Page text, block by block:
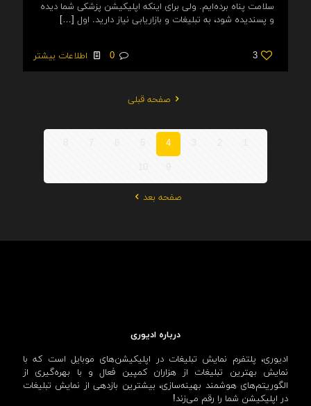
سلامت پناه برده‌ایم. ولی برای اینکه اپلیکیشن پزشکی شما دیده
و پسندیده شود، به تبلیغات و بازاریابی نیاز دارید. اول […]
3
0 اطلاعات بیشتر
صفحه قبلی
4
صفحه بعد
درباره ادیوری
ادیوری، پلتفرم نمایش تبلیغات در اپلیکیشن‌های موبایل است که با
نمایش بهترین تبلیغات از هزاران کمپین فعال و با بهره‌گیری از
الگوریتم‌های هوشمند بهینه‌سازی، بیشترین بازدهی از نمایش تبلیغات
در اپلیکیشن شما را رقم می‌زند!